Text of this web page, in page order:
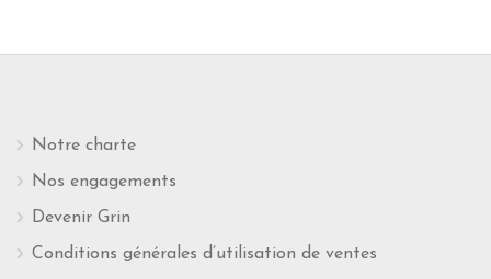
Notre charte
Nos engagements
Devenir Grin
Conditions générales d’utilisation de ventes